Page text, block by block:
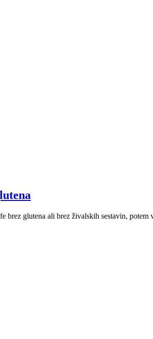
glutena ali brez živalskih sestavin,